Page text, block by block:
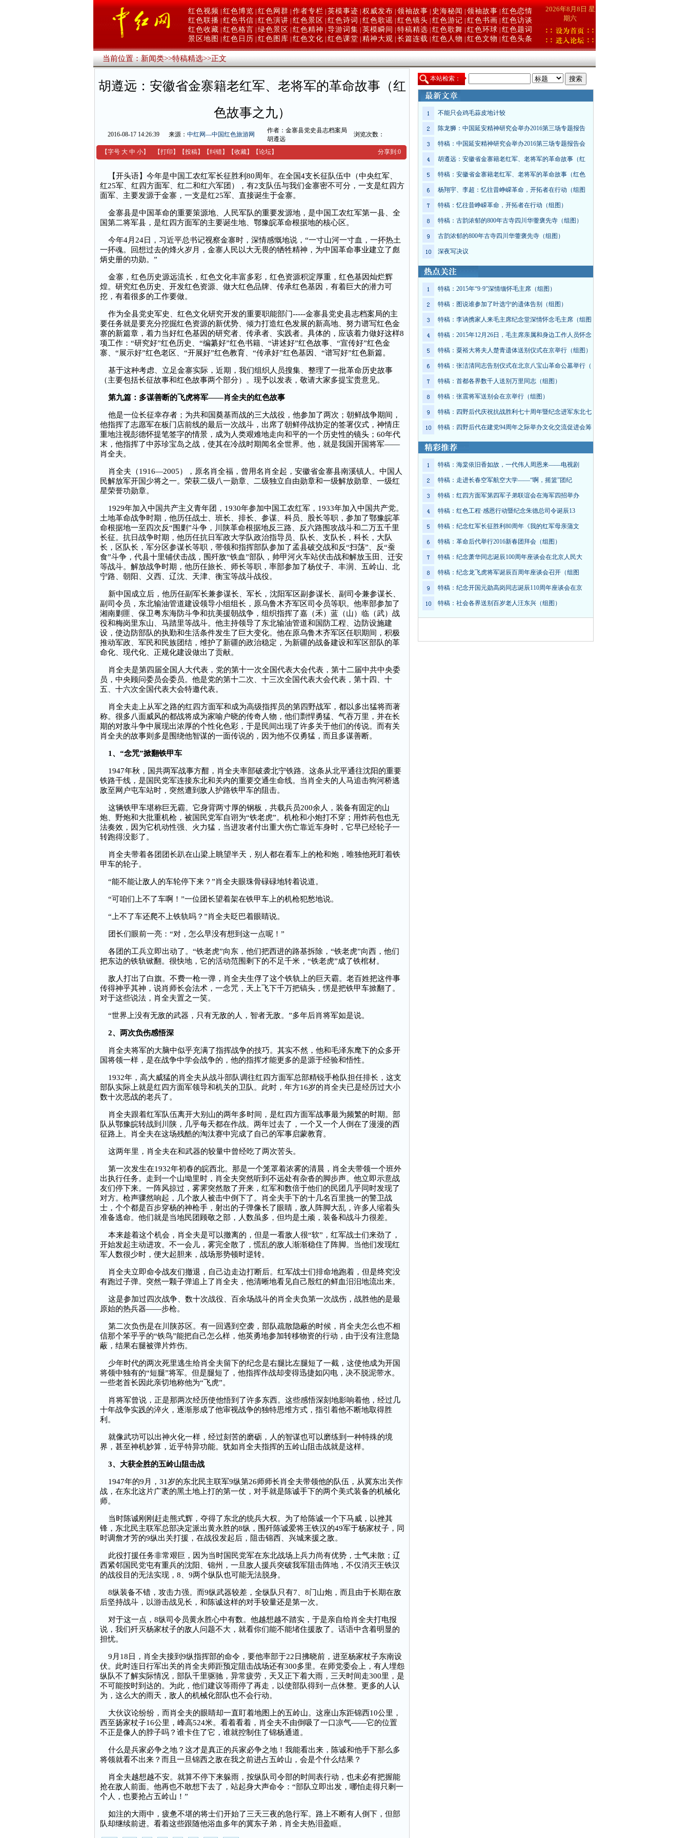
红色视频 红色博览 红色网群 作者专栏 英模事迹 权威发布 领袖故事 史海秘闻 领袖故事 红色恋情
红色联播 红色书信 红色演讲 红色景区 红色诗词 红色歌谣 红色镜头 红色游记 红色书画
红色访谈
红色收藏 红色格言 绿色景区 红色精神 导游词集 英模瞬间 特稿精选 红色歌舞 红色环球 红色题词
景区地图
红色日历 红色图库 红色文化 红色课堂 精神大观 长篇连载 红色人物 红色文物 红色头条
2026年8月8日 星
期六
当前位置：新闻类>>特稿精选>>正文
胡遵远：安徽省金寨籍老红军、老将军的革命故事（红
色故事之九）
2016-08-17 14:26:39 来源： 中红网—中国红色旅游网
作者：金寨县党史县志档案局
胡遵远
浏览次数：
【字号 大 中 小】 【打印 】 【投稿】 【纠错】 【收藏】 【论坛】 分享到:0
【开头语】今年是中国工农红军长征胜利80周年。在全国4支长征队伍中（中央红军、
红25军、红四方面军、红二和红六军团），有2支队伍与我们金寨密不可分，一支是红四方
面军、主要发源于金寨，一支是红25军、直接诞生于金寨。
金寨县是中国革命的重要策源地、人民军队的重要发源地，是中国工农红军第一县、全
国第二将军县，是红四方面军的主要诞生地、鄂豫皖革命根据地的核心区。
今年4月24日，习近平总书记视察金寨时，深情感慨地说，“一寸山河一寸血，一抔热土
一抔魂。回想过去的烽火岁月，金寨人民以大无畏的牺牲精神，为中国革命事业建立了彪
炳史册的功勋。”
金寨，红色历史源远流长，红色文化丰富多彩，红色资源积淀厚重，红色基因灿烂辉
煌。研究红色历史、开发红色资源、做大红色品牌、传承红色基因，有着巨大的潜力可
挖，有着很多的工作要做。
作为全县党史军史、红色文化研究开发的重要职能部门-----金寨县党史县志档案局的主
要任务就是要充分挖掘红色资源的新优势、倾力打造红色发展的新高地、努力谱写红色金
寨的新篇章，着力当好红色基因的研究者、传承者、实践者。具体的，应该着力做好这样8
项工作：“研究好”红色历史、“编纂好”红色书籍、“讲述好”红色故事、“宣传好”红色金
寨、“展示好”红色老区、“开展好”红色教育、“传承好”红色基因、“谱写好”红色新篇。
基于这种考虑、立足金寨实际，近期，我们组织人员搜集、整理了一批革命历史故事
（主要包括长征故事和红色故事两个部分）。现予以发表，敬请大家多提宝贵意见。
第九篇：多谋善断的飞虎将军——肖全夫的红色故事
他是一位长征幸存者；为共和国奠基而战的三大战役，他参加了两次；朝鲜战争期间，
他指挥了志愿军在板门店前线的最后一次战斗，出席了朝鲜停战协定的签署仪式，神情庄
重地注视彭德怀提笔签字的情景，成为人类艰难地走向和平的一个历史性的镜头；60年代
末，他指挥了中苏珍宝岛之战，使其在冷战时期闻名全世界。他，就是我国开国将军——
肖全夫。
肖全夫（1916—2005），原名肖全福，曾用名肖全起，安徽省金寨县南溪镇人。中国人
民解放军开国少将之一。荣获二级八一勋章、二级独立自由勋章和一级解放勋章、一级红
星荣誉功勋章。
1929年加入中国共产主义青年团，1930年参加中国工农红军，1933年加入中国共产党。
土地革命战争时期，他历任战士、班长、排长、参谋、科员、股长等职，参加了鄂豫皖革
命根据地一至四次反“围剿”斗争，川陕革命根据地反三路、反六路围攻战斗和二万五千里
长征。抗日战争时期，他历任抗日军政大学队政治指导员、队长、支队长，科长，大队
长，区队长，军分区参谋长等职，带领和指挥部队参加了孟县破交战和反“扫荡”、反“蚕
食”斗争，代县十里铺伏击战，围歼敌“铁血”部队，帅甲河火车站伏击战和解放玉田、迁安
等战斗。解放战争时期，他历任旅长、师长等职，率部参加了杨仗子、丰润、五岭山、北
宁路、朝阳、义西、辽沈、天津、衡宝等战斗战役。
新中国成立后，他历任副军长兼参谋长、军长，沈阳军区副参谋长、副司令兼参谋长、
副司令员，东北输油管道建设领导小组组长，原乌鲁木齐军区司令员等职。他率部参加了
湘南剿匪、保卫粤东海防斗争和抗美援朝战争，组织指挥了嘉（禾）蓝（山）临（武）战
役和梅岗里东山、马踏里等战斗。他主持领导了东北输油管道和国防工程、边防设施建
设，使边防部队的执勤和生活条件发生了巨大变化。他在原乌鲁木齐军区任职期间，积极
推动军政、军民和民族团结，维护了新疆的政治稳定，为新疆的战备建设和军区部队的革
命化、现代化、正规化建设做出了贡献。
肖全夫是第四届全国人大代表，党的第十一次全国代表大会代表，第十二届中共中央委
员，中央顾问委员会委员。他是党的第十二次、十三次全国代表大会代表，第十四、十
五、十六次全国代表大会特邀代表。
肖全夫走上从军之路的红四方面军和成为高级指挥员的第四野战军，都以多出猛将而著
称。很多八面威风的都战将成为家喻户晓的传奇人物，他们剽悍勇猛、气吞万里，并在长
期的对敌斗争中展现出浓厚的个性化色彩，于是民间出现了许多关于他们的传说。而有关
肖全夫的故事则多是围绕他智谋的一面传说的，因为他不仅勇猛，而且多谋善断。
1、“念咒”掀翻铁甲车
1947年秋，国共两军战事方酣，肖全夫率部破袭北宁铁路。这条从北平通往沈阳的重要
铁路干线，是国民党军连接东北和关内的重要交通生命线。当肖全夫的人马追击狗河桥逃
敌至网户屯车站时，突然遭到敌人护路铁甲车的阻击。
这辆铁甲车堪称巨无霸。它身背两寸厚的钢板，共载兵员200余人，装备有固定的山
炮、野炮和大批重机枪，被国民党军自诩为“铁老虎”。机枪和小炮打不穿；用炸药包也无
法奏效，因为它机动性强、火力猛，当进攻者付出重大伤亡靠近车身时，它早已经轮子一
转跑得没影了。
肖全夫带着各团团长趴在山梁上眺望半天，别人都在看车上的枪和炮，唯独他死盯着铁
甲车的轮子。
“能不能让敌人的车轮停下来？”肖全夫眼珠骨碌碌地转着说道。
“可咱们上不了车啊！”一位团长望着架在铁甲车上的机枪犯愁地说。
“上不了车还爬不上铁轨吗？”肖全夫眨巴着眼睛说。
团长们眼前一亮：“对，怎么早没有想到这一点呢！”
各团的工兵立即出动了。“铁老虎”向东，他们把西进的路基拆除，“铁老虎”向西，他们
把东边的铁轨锨翻。很快地，它的活动范围剩下的不足千米，“铁老虎”成了铁棺材。
敌人打出了白旗。不费一枪一弹，肖全夫生俘了这个铁轨上的巨天霸。老百姓把这件事
传得神乎其神，说肖师长会法术，一念咒，天上飞下千万把镐头，愣是把铁甲车掀翻了。
对于这些说法，肖全夫置之一笑。
“世界上没有无敌的武器，只有无敌的人，智者无敌。”多年后肖将军如是说。
2、两次负伤感悟深
肖全夫将军的大脑中似乎充满了指挥战争的技巧。其实不然，他和毛泽东麾下的众多开
国将领一样，是在战争中学会战争的，他的指挥才能更多的是源于经验和悟性。
1932年，高大威猛的肖全夫从战斗部队调往红四方面军总部精锐手枪队担任排长，这支
部队实际上就是红四方面军领导和机关的卫队。此时，年方16岁的肖全夫已是经历过大小
数十次恶战的老兵了。
肖全夫跟着红军队伍离开大别山的两年多时间，是红四方面军战事最为频繁的时期。部
队从鄂豫皖转战到川陕，几乎每天都在作战。两年过去了，一个又一个人倒在了漫漫的西
征路上。肖全夫在这场残酷的淘汰赛中完成了自己的军事启蒙教育。
这两年里，肖全夫在和武器的较量中曾经吃了两次苦头。
第一次发生在1932年初春的皖西北。那是一个笼罩着浓雾的清晨，肖全夫带领一个班外
出执行任务。走到一个山坳里时，肖全夫突然听到不远处有杂沓的脚步声。他立即示意战
友们停下来。一阵风掠过，雾霁突然散了开来，红军和数倍于他们的民团几乎同时发现了
对方。枪声骤然响起，几个敌人被击中倒下了。肖全夫手下的十几名百里挑一的警卫战
士，个个都是百步穿杨的神枪手，射出的子弹像长了眼睛，敌人阵脚大乱，许多人缩着头
准备逃命。他们就是当地民团顾敬之部，人数虽多，但均是土顽，装备和战斗力很差。
本来趁着这个机会，肖全夫是可以撤离的，但是一看敌人很“软”，红军战士们来劲了，
开始发起主动进攻。不一会儿，雾完全散了，慌乱的敌人渐渐稳住了阵脚。当他们发现红
军人数很少时，便大起胆来，战场形势顿时逆转。
肖全夫立即命令战友们撤退，自己边走边打断后。红军战士们排命地跑着，但是终究没
有跑过子弹。突然一颗子弹追上了肖全夫，他清晰地看见自己殷红的鲜血汨汨地流出来。
这是参加过四次战争、数十次战役、百余场战斗的肖全夫负第一次战伤，战胜他的是最
原始的热兵器——步枪。
第二次负伤是在川陕苏区。有一回遇到空袭，部队疏散隐蔽的时候，肖全夫怎么也不相
信那个笨乎乎的“铁鸟”能把自己怎么样，他英勇地参加转移物资的行动，由于没有注意隐
蔽，结果右腿被弹片炸伤。
少年时代的两次死里逃生给肖全夫留下的纪念是右腿比左腿短了一截，这使他成为开国
将领中独有的“短腿”将军。但是腿短了，他指挥作战却变得迅捷如闪电，决不脱泥带水。
一些老首长因此亲切地称他为“飞虎”。
肖将军曾说，正是那两次经历使他悟到了许多东西。这些感悟深刻地影响着他，经过几
十年战争实践的淬火，逐渐形成了他审视战争的独特思维方式，指引着他不断地取得胜
利。
就像武功可以出神火化一样，经过刻苦的磨砺，人的智谋也可以磨练到一种特殊的境
界，甚至神机妙算，近乎特异功能。犹如肖全夫指挥的五岭山阻击战就是这样。
3、大获全胜的五岭山阻击战
1947年的9月，31岁的东北民主联军9纵第26师师长肖全夫带领他的队伍，从冀东出关作
战，在东北这片广袤的黑土地上打的第一仗，对手就是陈诚手下的两个美式装备的机械化
师。
当时陈诚刚刚赶走熊式辉，夺得了东北的统兵大权。为了给陈诚一个下马威，以挫其
锋，东北民主联军总部决定派出黄永胜的8纵，围歼陈诚爱将王铁汉的49军于杨家杖子，同
时调詹才芳的9纵出关打援，在战役发起后，阻击锦西、兴城来援之敌。
此役打援任务非常艰巨，因为当时国民党军在东北战场上兵力尚有优势，士气未散；辽
西紧邻国民党屯有重兵的沈阳、锦州，一旦敌人援兵突破我军阻击阵地，不仅消灭王铁汉
的战役目的无法实现，8、9两个纵队也可能无法脱身。
8纵装备不错，攻击力强。而9纵武器较差，全纵队只有7、8门山炮，而且由于长期在敌
后坚持战斗，以游击战见长，和陈诚这样的对手较量还是第一次。
对于这一点，8纵司令员黄永胜心中有数。他越想越不踏实，于是亲自给肖全夫打电报
说，我们歼灭杨家杖子的敌人问题不大，就看你们能不能堵住援敌了。话语中含着明显的
担忧。
9月18日，肖全夫接到9纵指挥部的命令，要他率部于22日拂晓前，进至杨家杖子东南设
伏。此时连日行军出关的肖全夫师距预定阻击战场还有300多里。在师党委会上，有人埋怨
纵队不了解实际情况，部队千里驱驰，异常疲劳，天又正下着大雨，三天时间走300里，是
不可能按时到达的。为此，他们建议等雨停了再走，以使部队得到一点休整。更多的人认
为，这么大的雨天，敌人的机械化部队也不会行动。
大伙议论纷纷，而肖全夫的眼睛却一直盯着地图上的五岭山。这座山东距锦西10公里，
西至扬家杖子16公里，峰高524米。看着看着，肖全夫不由倒吸了一口凉气——它的位置
不正是像人的脖子吗？谁卡住了它，谁就控制住了锦杨通道。
什么是兵家必争之地？这才是真正的兵家必争之地！我能看出来，陈诚和他手下那么多
将领就看不出来？而且一旦锦西之敌在我之前进占五岭山，会是个什么结果？
肖全夫越想越不安。就算不停下来躲雨，按纵队司令部的时间表行动，也未必有把握能
抢在敌人前面。他再也不敢想下去了，站起身大声命令：“部队立即出发，哪怕走得只剩一
个人，也要抢占五岭山！”
如注的大雨中，疲惫不堪的将士们开始了三天三夜的急行军。路上不断有人倒下，但部
队却继续前进。看着这些跟随他浴血多年的冀东子弟，肖全夫热泪盈眶。
本站检索：
不能只会鸡毛蒜皮地计较
陈龙狮：中国延安精神研究会举办2016第三场专题报告
特稿：中国延安精神研究会举办2016第三场专题报告会
胡遵远：安徽省金寨籍老红军、老将军的革命故事（红
特稿：安徽省金寨籍老红军、老将军的革命故事（红色
杨翔宇、李超：忆往昔峥嵘革命，开拓者在行动（组图
特稿：忆往昔峥嵘革命，开拓者在行动（组图）
特稿：古韵浓郁的800年古寺四川华蓥褒先寺（组图）
古韵浓郁的800年古寺四川华蓥褒先寺（组图）
深夜写决议
特稿：2015年“9·9”深情缅怀毛主席（组图）
特稿：图说谁参加了叶选宁的遗体告别（组图）
特稿：李讷携家人来毛主席纪念堂深情怀念毛主席（组图
特稿：2015年12月26日，毛主席亲属和身边工作人员怀念
特稿：粟裕大将夫人楚青遗体送别仪式在京举行（组图）
特稿：张洁清同志告别仪式在北京八宝山革命公墓举行（
特稿：首都各界数千人送别万里同志（组图）
特稿：张震将军送别会在京举行（组图）
特稿：四野后代庆祝抗战胜利七十周年暨纪念进军东北七
特稿：四野后代在建党94周年之际举办文化交流促进会筹
特稿：海棠依旧香如故，一代伟人周恩来——电视剧
特稿：走进长春空军航空大学——“啊，摇篮”团纪
特稿：红四方面军第四军子弟联谊会在海军四招举办
特稿：红色工程·感恩行动暨纪念朱德总司令诞辰13
特稿：纪念红军长征胜利80周年《我的红军母亲蒲文
特稿：革命后代举行2016新春团拜会（组图）
特稿：纪念萧华同志诞辰100周年座谈会在北京人民大
特稿：纪念龙飞虎将军诞辰百周年座谈会召开（组图
特稿：纪念开国元勋高岗同志诞辰110周年座谈会在京
特稿：社会各界送别百岁老人汪东兴（组图）